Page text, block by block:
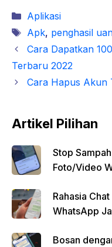
Kategori
Aplikasi
Tag
Apk, penghasil
Cara Dapatkan
Terbaru 2022
Cara Hapus Akun
Artikel Pilihan
Stop
Foto/Video
Rahasia
WhatsApp
Bosan